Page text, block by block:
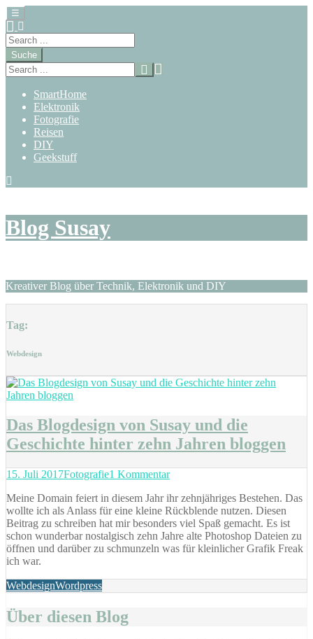
☰
Suche
SmartHome
Elektronik
Fotografie
Reisen
DIY
Geekstuff
springen
Blog Susay
Kreativer Blog über Technik, Elektronik und DIY
Tag:
Webdesign
Das Blogdesign von Susay und die
Geschichte hinter zehn Jahren bloggen
Posted
15. Juli 2017Categories
Fotografie1 Kommentarzu
Blogdesign
von
Susay
und
die
Meine Domain feiert in diesem Jahr ihr zehnjähriges Bestehen. Das
wollte ich als Anlass für eine kleine Rückblende nutzen. Diesen
Beitrag zu schreiben hat mir besonders viel Spaß gemacht. Es ist
schon wunderbar nostalgisch zehn Jahre alte Photoshop Dateien zu
öffnen und darüber zu schmunzeln was für kleinlicher Grafik Freak
ich war.
Tags
WebdesignWordpress
Über diesen Blog